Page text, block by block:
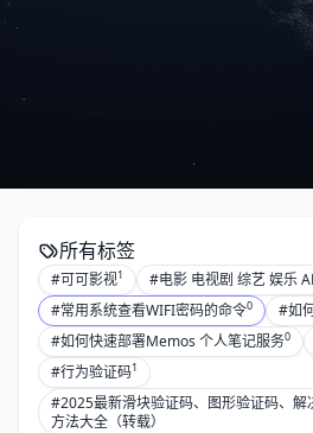
所有标签
#可可影视1 #电影 电视剧 综艺 娱乐
#常用系统查看WIFI密码的命令0 #如
#如何快速部署Memos 个人笔记服务0
#行为验证码1
#2025最新滑块验证码、图形验证码、解
方法大全（转载）